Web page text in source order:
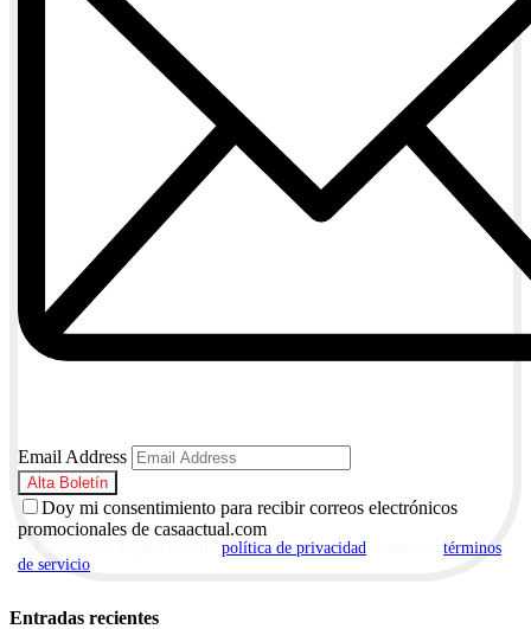
Email Address
Doy mi consentimiento para recibir correos electrónicos
promocionales de casaactual.com
política de privacidad
términos
de servicio
Entradas recientes